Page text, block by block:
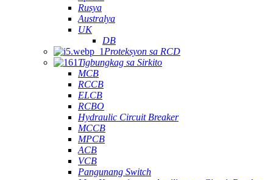
Rusya
Australya
UK
DB
Proteksyon sa RCD
Tigbungkag sa Sirkito
MCB
RCCB
ELCB
RCBO
Hydraulic Circuit Breaker
MCCB
MPCB
ACB
VCB
Pangunang Switch